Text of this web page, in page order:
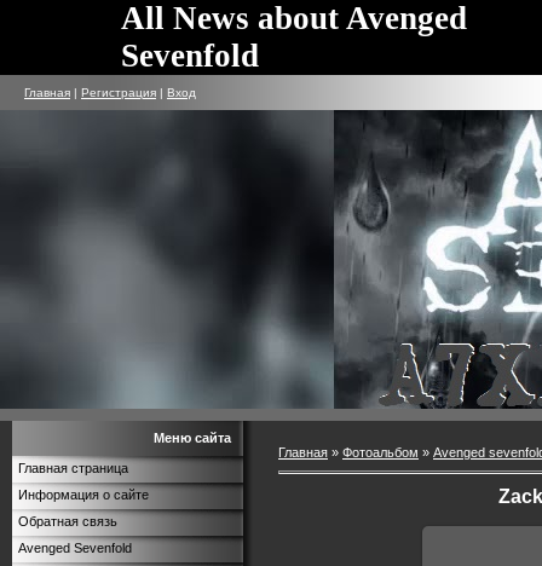
All News about Avenged
Sevenfold
Главная | Регистрация | Вход
Меню сайта
Главная страница
Информация о сайте
Обратная связь
Avenged Sevenfold
Главная » Фотоальбом » Avenged